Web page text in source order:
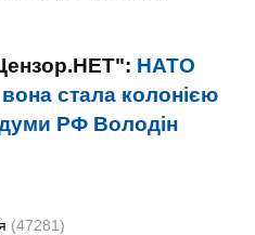
НАТО
стала колонією
РФ Володін
(47281)